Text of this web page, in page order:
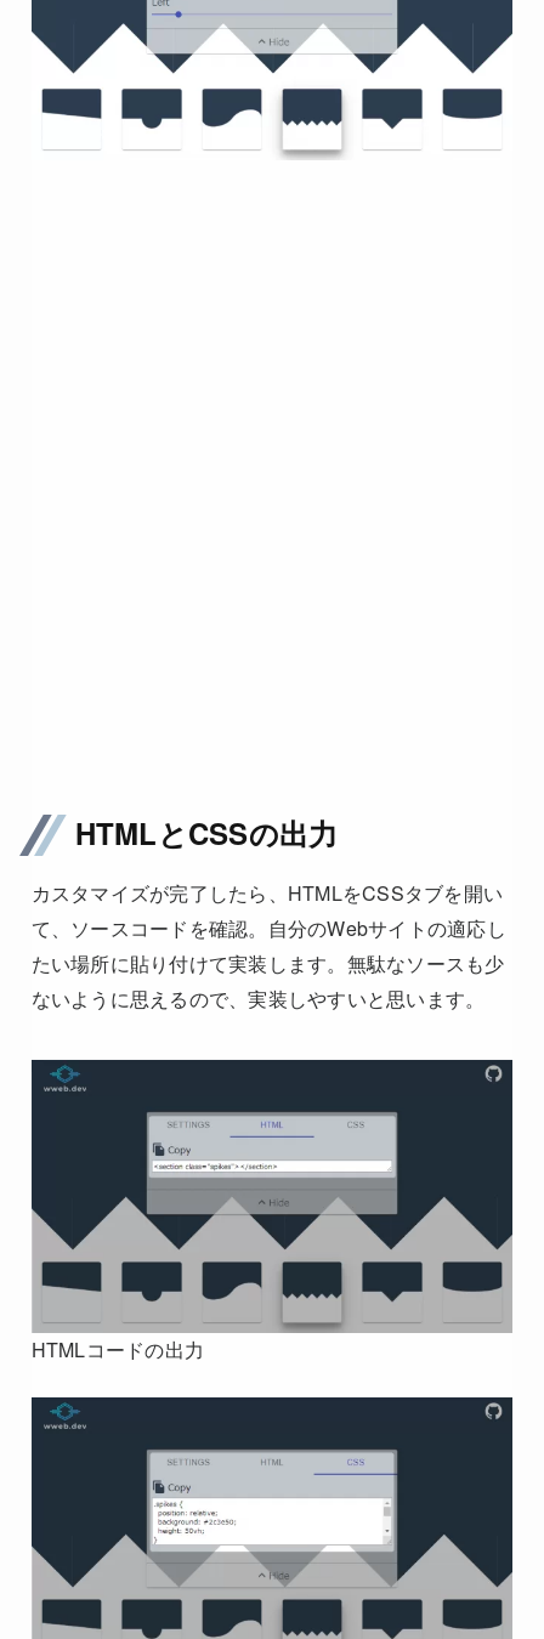
HTMLとCSSの出力
カスタマイズが完了したら、HTMLをCSSタブを開い
て、ソースコードを確認。自分のWebサイトの適応し
たい場所に貼り付けて実装します。無駄なソースも少
ないように思えるので、実装しやすいと思います。
HTMLコードの出力